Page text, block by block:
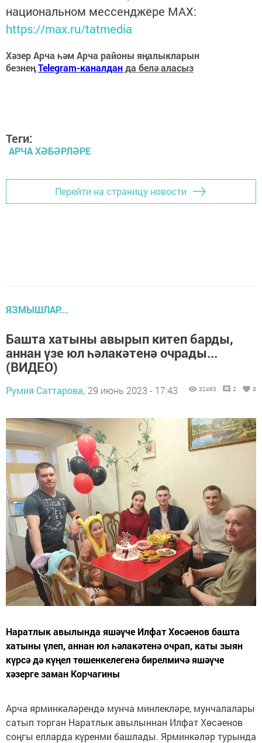
национальном мессенджере MАХ:
https://max.ru/tatmedia
Хәзер Арча һәм Арча районы яңалыкларын
безнеңTelegram-каналданда белә аласыз
Теги:
АРЧА ХӘБӘРЛӘРЕ
Перейти на страницу новости
ЯЗМЫШЛАР...
Башта хатыны авырып китеп барды,
аннан үзе юл һәлакәтенә очрады...
(ВИДЕО)
Румия Саттарова, 29 июнь 2023 - 17:43 32463 2 3
Наратлык авылында яшәүче Илфат Хөсәенов башта
хатыны үлеп, аннан юл һәлакәтенә очрап, каты зыян
күрсә дә күңел төшенкелегенә бирелмичә яшәүче
хәзерге заман Корчагины
Арча ярминкәләрендә мунча минлекләре, мунчалалары
сатып торган Наратлык авылыннан Илфат Хөсәенов
соңгы елларда күренми башлады. Ярминкәләр турында